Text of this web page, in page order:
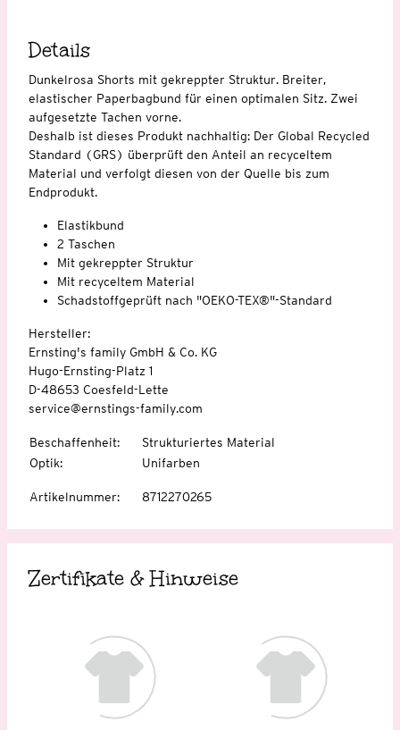
Details
Dunkelrosa Shorts mit gekreppter Struktur. Breiter,
elastischer Paperbagbund für einen optimalen Sitz. Zwei
aufgesetzte Tachen vorne.
Deshalb ist dieses Produkt nachhaltig: Der Global Recycled
Standard (GRS) überprüft den Anteil an recyceltem
Material und verfolgt diesen von der Quelle bis zum
Endprodukt.
Elastikbund
2 Taschen
Mit gekreppter Struktur
Mit recyceltem Material
Schadstoffgeprüft nach "OEKO-TEX®"-Standard
Hersteller:
Ernsting's family GmbH & Co. KG
Hugo-Ernsting-Platz 1
D-48653 Coesfeld-Lette
service@ernstings-family.com
Beschaffenheit:
Strukturiertes Material
Optik: Unifarben
Artikelnummer: 8712270265
Zertifikate & Hinweise